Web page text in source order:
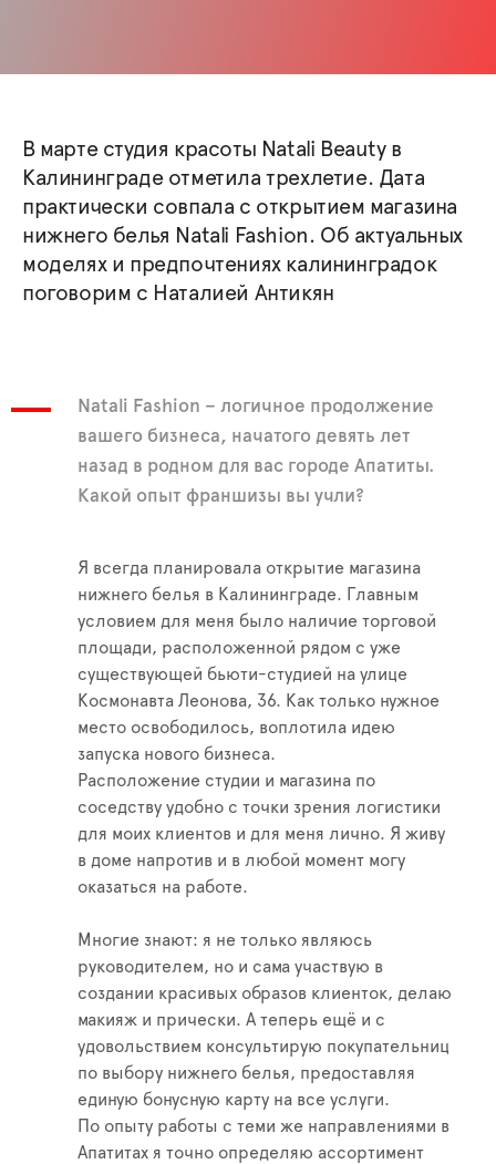
В марте студия красоты Natali Beauty в
Калининграде отметила трехлетие. Дата
практически совпала с открытием магазина
нижнего белья Natali Fashion. Об актуальных
моделях и предпочтениях калининградок
поговорим с Наталией Антикян
Natali Fashion – логичное продолжение
вашего бизнеса, начатого девять лет
назад в родном для вас городе Апатиты.
Какой опыт франшизы вы учли?
Я всегда планировала открытие магазина
нижнего белья в Калининграде. Главным
условием для меня было наличие торговой
площади, расположенной рядом с уже
существующей бьюти-студией на улице
Космонавта Леонова, 36. Как только нужное
место освободилось, воплотила идею
запуска нового бизнеса.
Расположение студии и магазина по
соседству удобно с точки зрения логистики
для моих клиентов и для меня лично. Я живу
в доме напротив и в любой момент могу
оказаться на работе.
Многие знают: я не только являюсь
руководителем, но и сама участвую в
создании красивых образов клиенток, делаю
макияж и прически. А теперь ещё и с
удовольствием консультирую покупательниц
по выбору нижнего белья, предоставляя
единую бонусную карту на все услуги.
По опыту работы с теми же направлениями в
Апатитах я точно определяю ассортимент